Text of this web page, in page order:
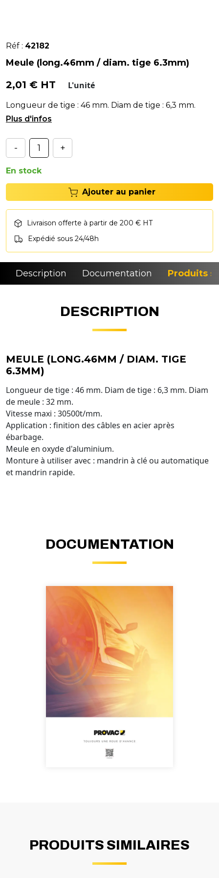
Réf : 42182
Meule (long.46mm / diam. tige 6.3mm)
2,01 € HT L'unité
Longueur de tige : 46 mm. Diam de tige : 6,3 mm.
Diam de meule : 32 mm. Vitesse maxi : 30500t/mm.
- +
En stock
Ajouter au panier
Livraison offerte à partir de 200 € HT
Expédié sous 24/48h
Description Documentation Produits
DESCRIPTION
MEULE (LONG.46MM / DIAM. TIGE
6.3MM)
Longueur de tige : 46 mm. Diam de tige : 6,3 mm. Diam
de meule : 32 mm.
Vitesse maxi : 30500t/mm.
Application : finition des câbles en acier après
ébarbage.
Meule en oxyde d'aluminium.
Monture à utiliser avec : mandrin à clé ou automatique
et mandrin rapide.
DOCUMENTATION
PRODUITS SIMILAIRES